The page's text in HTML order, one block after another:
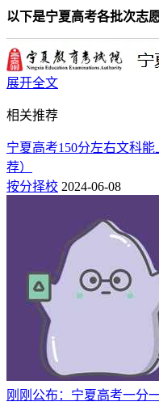
以下是宁夏高考各批次志
展开全文
相关推荐
宁夏高考150分左右文科
荐）
按分择校 2024-06-08
刚刚公布：宁夏高考一分